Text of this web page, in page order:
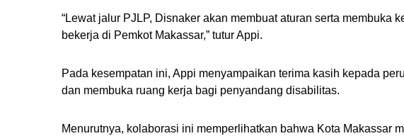
“Lewat jalur PJLP, Disnaker akan membuat aturan serta membuka
bekerja di Pemkot Makassar,” tutur Appi.
Pada kesempatan ini, Appi menyampaikan terima kasih kepada
dan membuka ruang kerja bagi penyandang disabilitas.
Menurutnya, kolaborasi ini memperlihatkan bahwa Kota Makassar